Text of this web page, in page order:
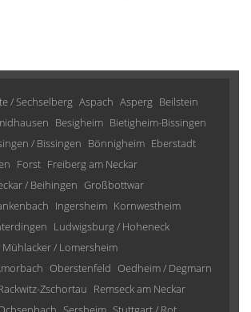
/ Sechselberg Aspach Asperg Beilstein
Besigheim Bietigheim-Bissingen
/ Bissingen Bönnigheim Eberstadt
Forst Freiberg am Neckar
/ Beihingen Großbottwar
Ingersheim Kornwestheim
Ludwigsburg / Hoheneck
Mühlacker / Lomersheim
Oberstenfeld Oedheim / Degmarn
Zschortau Remseck am Neckar